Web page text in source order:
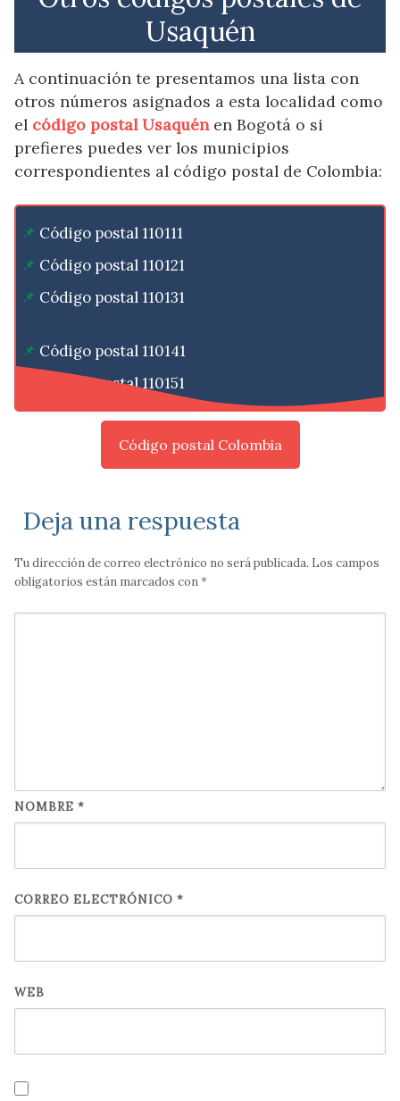
Usaquén
A continuación te presentamos una lista con
otros números asignados a esta localidad como
el código postal Usaquénen Bogotá o si
prefieres puedes ver los municipios
correspondientes al código postal de Colombia:
Código postal 110111
Código postal 110121
Código postal 110131
Código postal 110141
Código postal 110151
Código postal Colombia
Deja una respuesta
Tu dirección de correo electrónico no será publicada. Los campos
obligatorios están marcados con*
NOMBRE *
CORREO ELECTRÓNICO *
WEB